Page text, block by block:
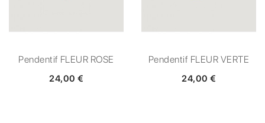
Pendentif FLEUR ROSE
24,00 €
Pendentif FLEUR VERTE
24,00 €